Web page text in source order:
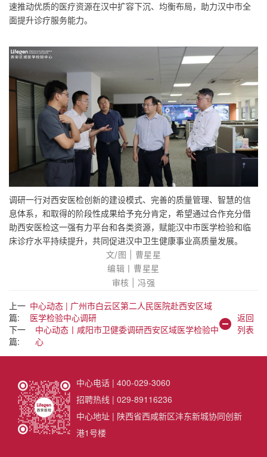
速推动优质的医疗资源在汉中扩容下沉、均衡布局，助力汉中市全
面提升诊疗服务能力。
调研一行对西安医检创新的建设模式、完善的质量管理、智慧的信
息体系，和取得的阶段性成果给予充分肯定，希望通过合作充分借
助西安医检这一强有力平台和各类资源，赋能汉中市医学检验和临
床诊疗水平持续提升，共同促进汉中卫生健康事业高质量发展。
文/图 | 曹星星
编辑丨曹星星
审核 | 冯强
上一
篇:
中心动态 | 广州市白云区第二人民医院赴西安区域
医学检验中心调研
下一
篇:
中心动态丨咸阳市卫健委调研西安区域医学检验中
心
返回
列表
中心电话 | 400-029-3060
招聘热线 | 029-89116236
中心地址 | 陕西省西咸新区沣东新城协同创新
港1号楼